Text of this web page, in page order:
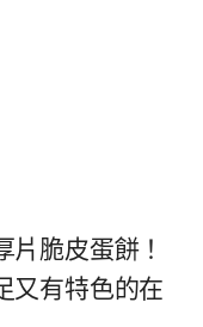
脆皮蛋餅！
又有特色的在